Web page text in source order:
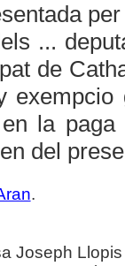
...
de
la
del
.
Joseph